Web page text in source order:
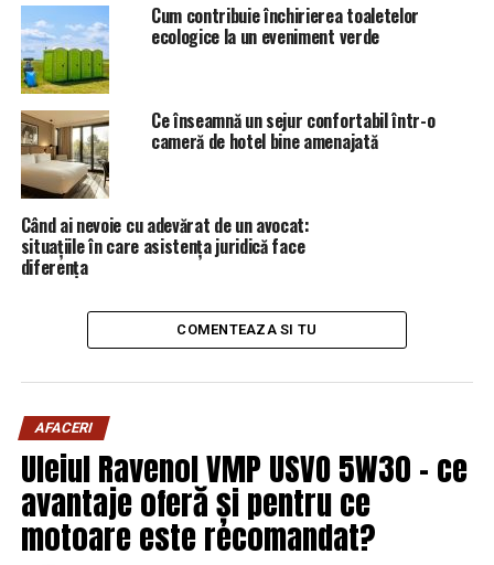
aproximativ 240.000 de telespectatori, în medie.
ARTICOLE PE ACEIASI TEMA:
URMATORUL
PSD îi pregăteşte marea lovitură lui Klaus Iohannis. Ce
vor face după refuzul președintelui / Comisarul de
Prahova – Comisarul de Prahova
NU RATATI
”Pe romani ii va costa in următorii 20 de ani!” /
Comisarul de Prahova – Comisarul de Prahova
Cum contribuie închirierea toaletelor
ecologice la un eveniment verde
Ce înseamnă un sejur confortabil într-o
cameră de hotel bine amenajată
Când ai nevoie cu adevărat de un avocat:
situațiile în care asistența juridică face
diferența
COMENTEAZA SI TU
AFACERI
Uleiul Ravenol VMP USVO 5W30 – ce
avantaje oferă și pentru ce
motoare este recomandat?